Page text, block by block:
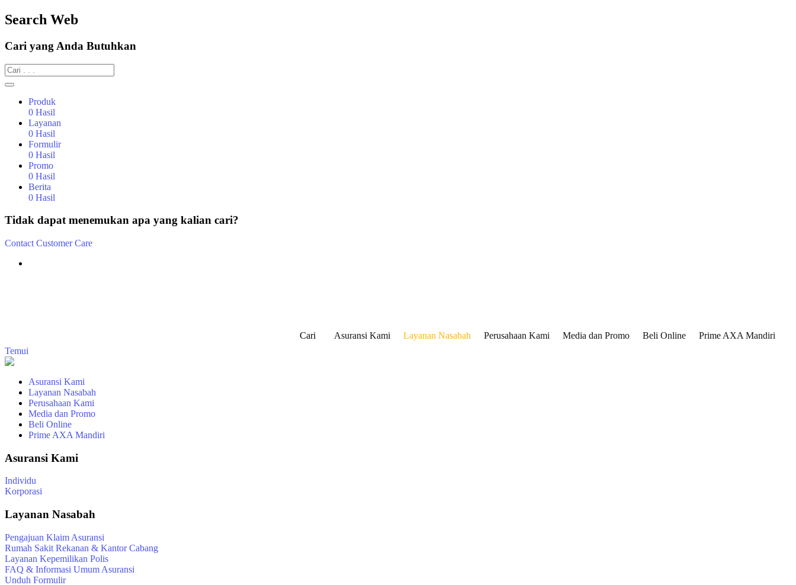
Search Web
Cari yang Anda Butuhkan
Produk
0 Hasil
Layanan
0 Hasil
Formulir
0 Hasil
Promo
0 Hasil
Berita
0 Hasil
Tidak dapat menemukan apa yang kalian cari?
Contact Customer Care
Cari Asuransi Kami Layanan Nasabah Perusahaan Kami Media dan Promo Beli Online
Prime AXA Mandiri
Temui
Asuransi Kami
Layanan Nasabah
Perusahaan Kami
Media dan Promo
Beli Online
Prime AXA Mandiri
Asuransi Kami
Individu
Korporasi
Layanan Nasabah
Pengajuan Klaim Asuransi
Rumah Sakit Rekanan & Kantor Cabang
Layanan Kepemilikan Polis
FAQ & Informasi Umum Asuransi
Unduh Formulir